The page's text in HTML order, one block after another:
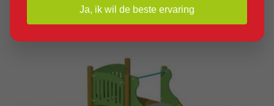
Ja, ik wil de beste ervaring